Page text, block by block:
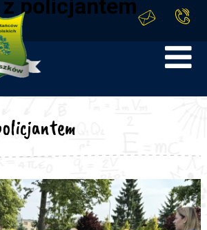
policjantem